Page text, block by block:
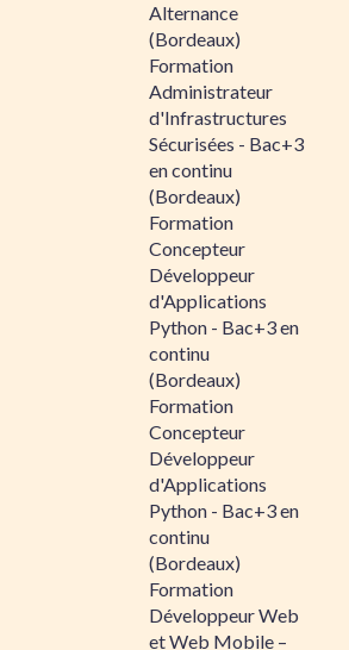
Alternance
(Bordeaux)
Formation
Administrateur
d'Infrastructures
Sécurisées - Bac+3
en continu
(Bordeaux)
Formation
Concepteur
Développeur
d'Applications
Python - Bac+3 en
continu
(Bordeaux)
Formation
Concepteur
Développeur
d'Applications
Python - Bac+3 en
continu
(Bordeaux)
Formation
Développeur Web
et Web Mobile –